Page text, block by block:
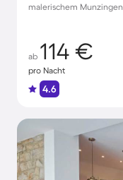
malerischem Munzingen
ab 114 €
pro Nacht
4.6